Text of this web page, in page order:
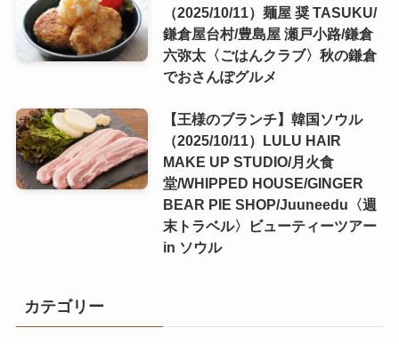
（2025/10/11）麺屋 奨 TASUKU/
鎌倉屋台村/豊島屋 瀬戸小路/鎌倉
六弥太〈ごはんクラブ〉秋の鎌倉
でおさんぽグルメ
【王様のブランチ】韓国ソウル
（2025/10/11）LULU HAIR
MAKE UP STUDIO/月火食
堂/WHIPPED HOUSE/GINGER
BEAR PIE SHOP/Juuneedu〈週
末トラベル〉ビューティーツアー
in ソウル
カテゴリー